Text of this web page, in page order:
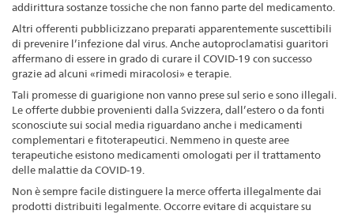
addirittura sostanze tossiche che non fanno parte del medicamento.
Altri offerenti pubblicizzano preparati apparentemente suscettibili
di prevenire l’infezione dal virus. Anche autoproclamatisi guaritori
affermano di essere in grado di curare il COVID-19 con successo
grazie ad alcuni «rimedi miracolosi» e terapie.
Tali promesse di guarigione non vanno prese sul serio e sono illegali.
Le offerte dubbie provenienti dalla Svizzera, dall’estero o da fonti
sconosciute sui social media riguardano anche i medicamenti
complementari e fitoterapeutici. Nemmeno in queste aree
terapeutiche esistono medicamenti omologati per il trattamento
delle malattie da COVID-19.
Non è sempre facile distinguere la merce offerta illegalmente dai
prodotti distribuiti legalmente. Occorre evitare di acquistare su